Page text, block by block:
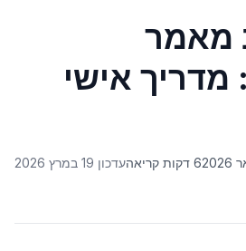
מאמר
מדריך אישי
6 דקות קריאה עדכון 19 במרץ 2026